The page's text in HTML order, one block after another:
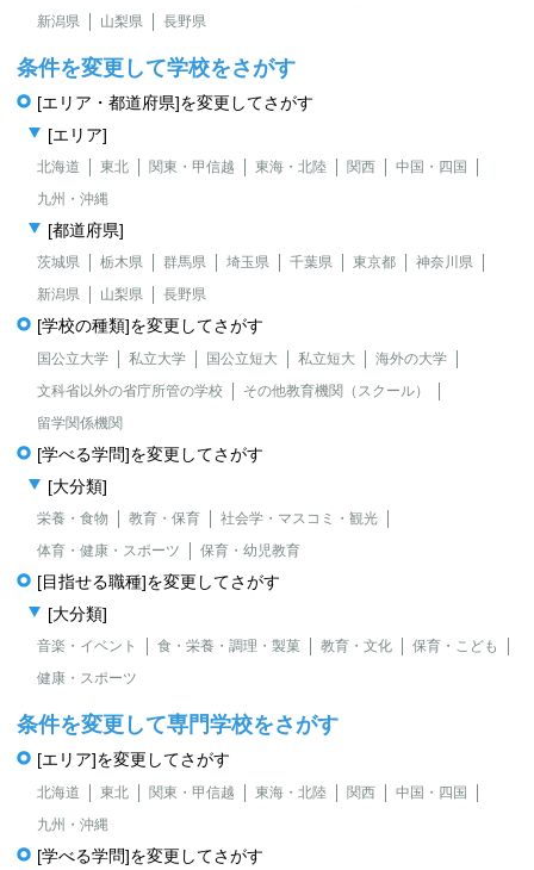
新潟県
山梨県 長野県
条件を変更して学校をさがす
[エリア・都道府県]を変更してさがす
[エリア]
北海道 東北 関東・甲信越 東海・北陸 関西
中国・四国
九州・沖縄
[都道府県]
茨城県 栃木県 群馬県 埼玉県 千葉県 東京都
神奈川県
新潟県
山梨県 長野県
[学校の種類]を変更してさがす
国公立大学 私立大学 国公立短大 私立短大
海外の大学
文科省以外の省庁所管の学校
その他教育機関（スクール）
留学関係機関
[学べる学問]を変更してさがす
[大分類]
栄養・食物 教育・保育
社会学・マスコミ・観光
体育・健康・スポーツ
保育・幼児教育
[目指せる職種]を変更してさがす
[大分類]
音楽・イベント 食・栄養・調理・製菓 教育・文化
保育・こども
健康・スポーツ
条件を変更して専門学校をさがす
[エリア]を変更してさがす
北海道 東北 関東・甲信越 東海・北陸 関西
中国・四国
九州・沖縄
[学べる学問]を変更してさがす